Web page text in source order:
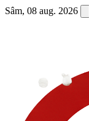
Sâm, 08 aug. 2026